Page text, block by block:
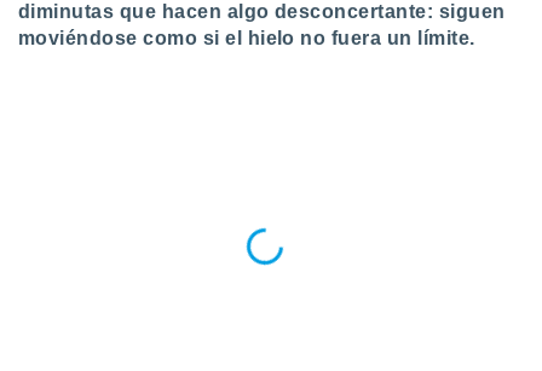
diminutas que hacen algo desconcertante: siguen
moviéndose como si el hielo no fuera un límite.